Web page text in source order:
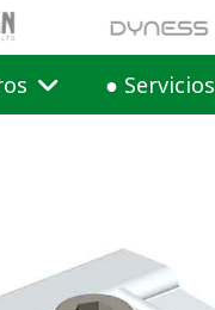
● Servicios